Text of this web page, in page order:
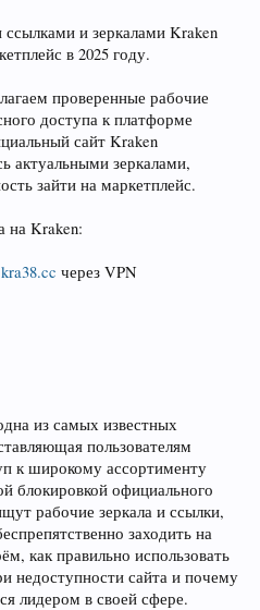
и зеркалами Kraken
в 2025 году.
проверенные рабочие
доступа к платформе
сайт Kraken
актуальными зеркалами,
зайти на маркетплейс.
на Kraken:
kra38.cc через VPN
из самых известных
пользователям
к широкому ассортименту
блокировкой официального
рабочие зеркала и ссылки,
заходить на
как правильно использовать
недоступности сайта и почему
лидером в своей сфере.